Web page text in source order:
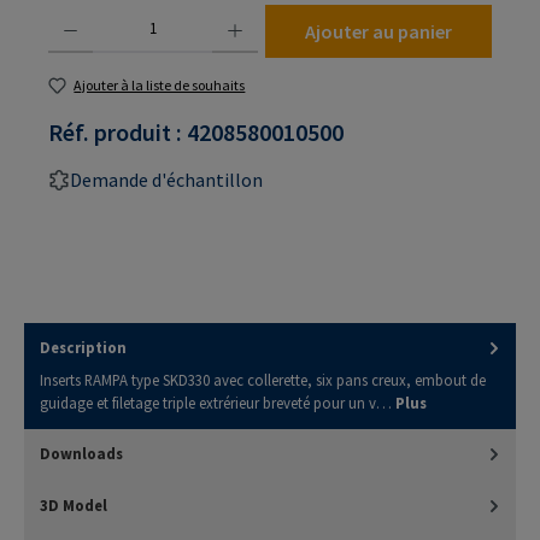
Ajouter au panier
Ajouter à la liste de souhaits
Réf. produit : 4208580010500
Demande d'échantillon
Description
Inserts RAMPA type SKD330 avec collerette, six pans creux, embout de
guidage et filetage triple extrérieur breveté pour un v… Plus
Downloads
3D Model